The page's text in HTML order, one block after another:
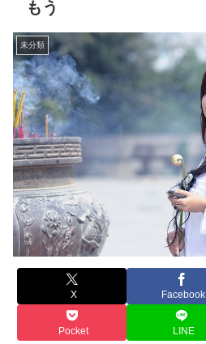
もう
未分類
X Facebook
Pocket LINE